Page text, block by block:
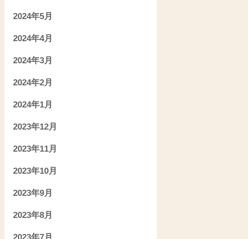
2024年5月
2024年4月
2024年3月
2024年2月
2024年1月
2023年12月
2023年11月
2023年10月
2023年9月
2023年8月